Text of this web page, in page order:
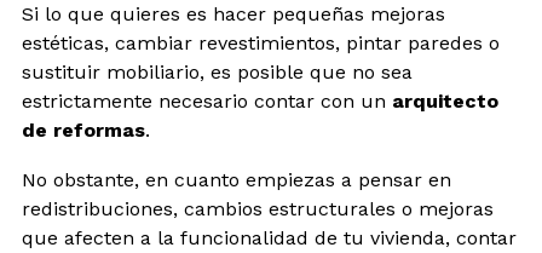
Si lo que quieres es hacer pequeñas mejoras
estéticas, cambiar revestimientos, pintar paredes o
sustituir mobiliario, es posible que no sea
estrictamente necesario contar con un arquitecto
de reformas.
No obstante, en cuanto empiezas a pensar en
redistribuciones, cambios estructurales o mejoras
que afecten a la funcionalidad de tu vivienda, contar